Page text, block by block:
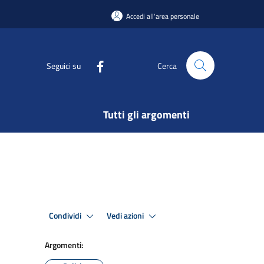
Accedi all'area personale
Seguici su Cerca
Tutti gli argomenti
Condividi Vedi azioni
Argomenti: